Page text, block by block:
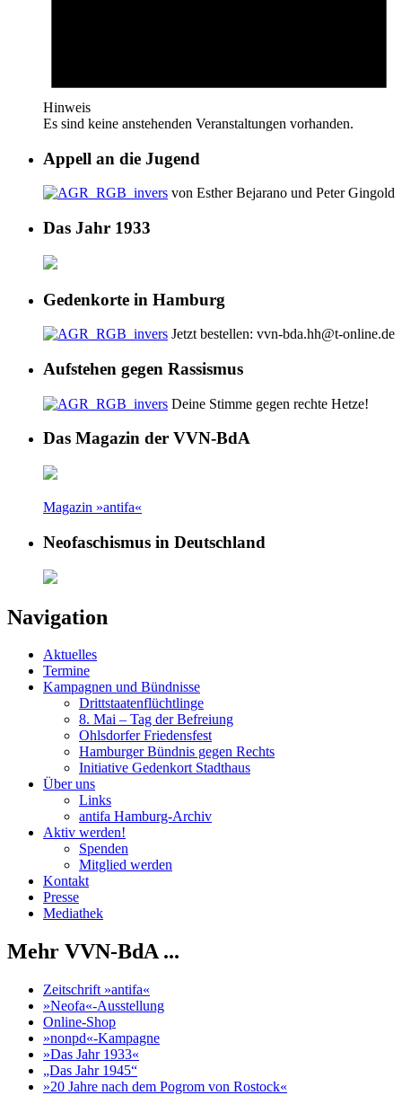
Hinweis
Es sind keine anstehenden Veranstaltungen vorhanden.
Appell an die Jugend
von Esther Bejarano und Peter Gingold
Das Jahr 1933
Gedenkorte in Hamburg
Jetzt bestellen: vvn-bda.hh@t-online.de
Aufstehen gegen Rassismus
Deine Stimme gegen rechte Hetze!
Das Magazin der VVN-BdA
Magazin »antifa«
Neofaschismus in Deutschland
Navigation
Aktuelles
Termine
Kampagnen und Bündnisse
Drittstaatenflüchtlinge
8. Mai – Tag der Befreiung
Ohlsdorfer Friedensfest
Hamburger Bündnis gegen Rechts
Initiative Gedenkort Stadthaus
Über uns
Links
antifa Hamburg-Archiv
Aktiv werden!
Spenden
Mitglied werden
Kontakt
Presse
Mediathek
Mehr VVN-BdA ...
Zeitschrift »antifa«
»Neofa«-Ausstellung
Online-Shop
»nonpd«-Kampagne
»Das Jahr 1933«
„Das Jahr 1945“
»20 Jahre nach dem Pogrom von Rostock«